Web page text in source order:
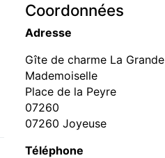
Coordonnées
Adresse
Gîte de charme La Grande
Mademoiselle
Place de la Peyre
07260
07260 Joyeuse
Téléphone